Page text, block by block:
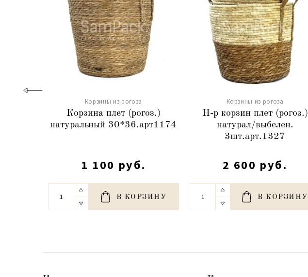
Корзины из рогоза
Корзина плет (рогоз.)
натуральный 30*36.арт1174
1 100 руб.
В КОРЗИНУ
Корзины из рогоза
Н-р корзин плет (рогоз.)
натурал/выбелен.
3шт.арт.1327
2 600 руб.
В КОРЗИНУ